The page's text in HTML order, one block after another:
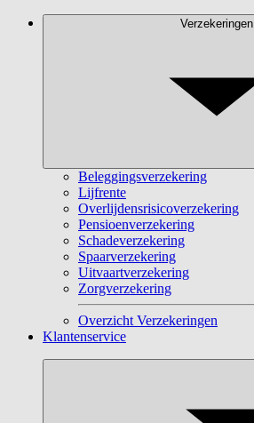
Verzekeringen
Beleggingsverzekering
Lijfrente
Overlijdensrisicoverzekering
Pensioenverzekering
Schadeverzekering
Spaarverzekering
Uitvaartverzekering
Zorgverzekering
Overzicht Verzekeringen
Klantenservice